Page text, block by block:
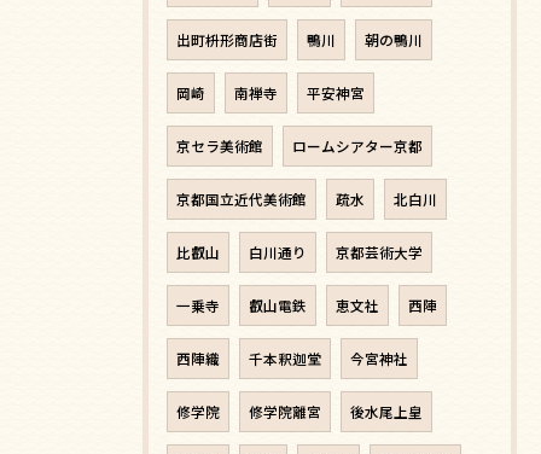
出町枡形商店街 鴨川 朝の鴨川
岡崎 南禅寺 平安神宮
京セラ美術館 ロームシアター京都
京都国立近代美術館 疏水 北白川
比叡山 白川通り 京都芸術大学
一乗寺 叡山電鉄 恵文社 西陣
西陣織 千本釈迦堂 今宮神社
修学院 修学院離宮 後水尾上皇